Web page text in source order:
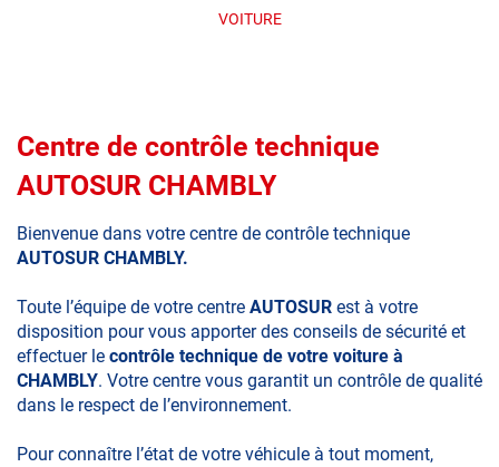
VOITURE
Centre de contrôle technique
AUTOSUR CHAMBLY
Bienvenue dans votre centre de contrôle technique
AUTOSUR CHAMBLY.
Toute l’équipe de votre centre AUTOSUR est à votre
disposition pour vous apporter des conseils de sécurité et
effectuer le contrôle technique de votre voiture à
CHAMBLY. Votre centre vous garantit un contrôle de qualité
dans le respect de l’environnement.
Pour connaître l’état de votre véhicule à tout moment,